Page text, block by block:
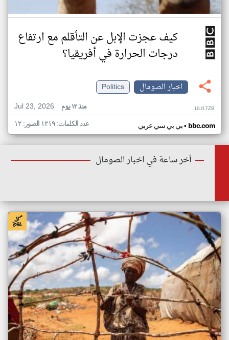
كيف عجزت الإبل عن التأقلم مع ارتفاع
درجات الحرارة في أفريقيا؟
اخبار الصومال
Politics
Jul 23, 2026
منذ ١٣ يوم UU17ZB
بي بي سي عربي• bbc.com عدد الكلمات: ١٢١٩ الصور: ١٢
أخر ساعة في اخبار الصومال